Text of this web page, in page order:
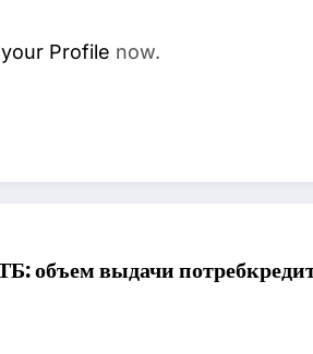
Profile now.
объем выдачи